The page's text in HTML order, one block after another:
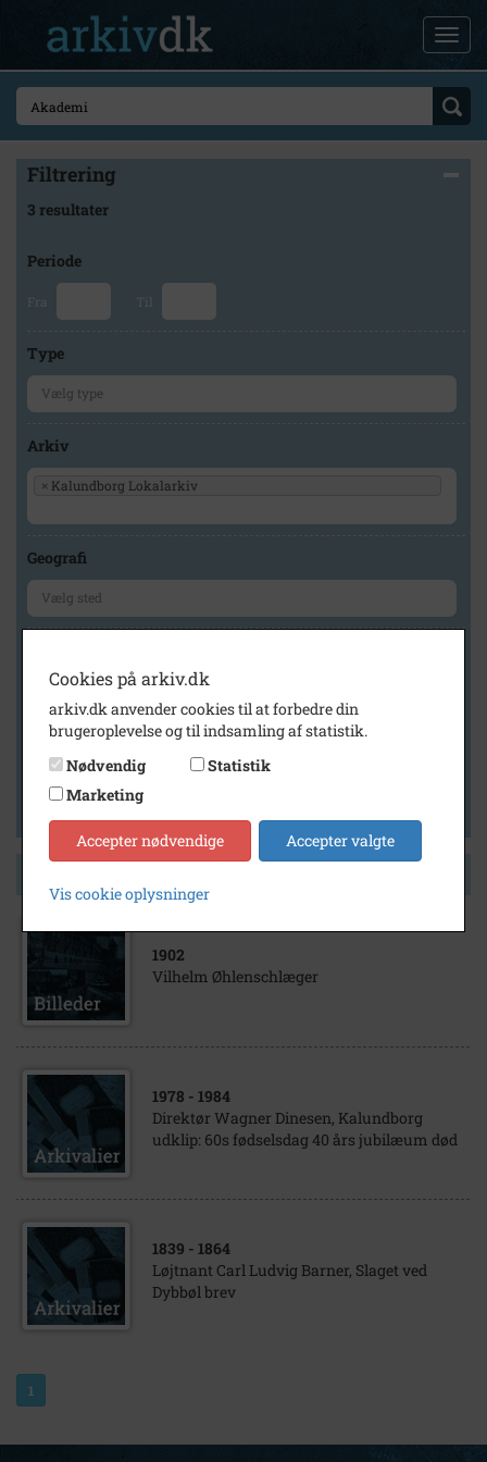
Filtrering
3 resultater
Periode
Fra Til
Type
Arkiv
× Kalundborg Lokalarkiv
Geografi
Vis kun med billeder
Vis kun med filmklip
Vis kun med kilder
1902
Vilhelm Øhlenschlæger
1978 - 1984
Direktør Wagner Dinesen, Kalundborg
udklip: 60s fødselsdag 40 års jubilæum død
1839 - 1864
Løjtnant Carl Ludvig Barner, Slaget ved
Dybbøl brev
1
Cookies på arkiv.dk
arkiv.dk anvender cookies til at forbedre din
brugeroplevelse og til indsamling af statistik.
Nødvendig
Statistik
Marketing
Accepter nødvendige Accepter valgte
Vis cookie oplysninger